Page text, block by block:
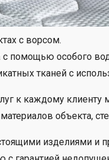
с ворсом.
с помощью особого
тканей с
к каждому клиенту
объекта,
изделиями и